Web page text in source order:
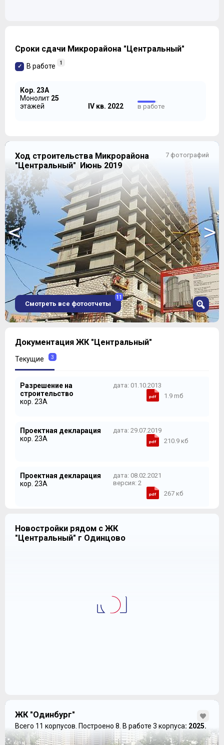
Сроки сдачи Микрорайона "Центральный"
В работе 1
Кор. 23А
Монолит 25
этажей
IV кв. 2022 в работе
7 фотографий
Ход строительства Микрорайона
"Центральный" Июнь 2019
< >
2
6
7
Смотреть все фотоотчеты
11
Документация ЖК "Центральный"
Текущие 3
Разрешение на
строительство
кор. 23А
дата: 01.10.2013
1.9 mб
Проектная декларация
кор. 23А
дата: 29.07.2019
210.9 кб
Проектная декларация
кор. 23А
дата: 08.02.2021
версия: 2
267 кб
Новостройки рядом с ЖК
"Центральный" г Одинцово
ЖК "Одинбург"
Всего 11 корпусов. Построено 8. В работе 3 корпуса: 2025.